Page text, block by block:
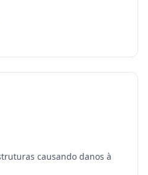
causando danos à